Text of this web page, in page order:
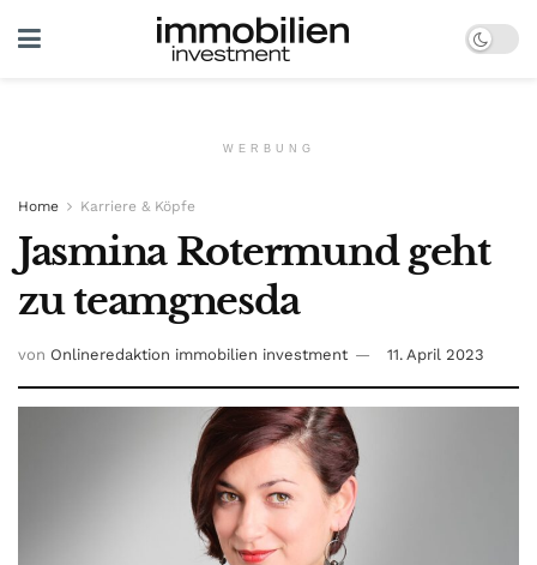
WERBUNG
Home Karriere & Köpfe
Jasmina Rotermund geht
zu teamgnesda
von Onlineredaktion immobilien investment 11. April 2023